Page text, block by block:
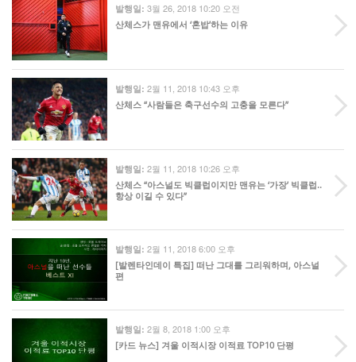
발행일: 3월 26, 2018 10:20 오전
산체스가 맨유에서 ‘혼밥’하는 이유
발행일: 2월 11, 2018 10:43 오후
산체스 “사람들은 축구선수의 고충을 모른다”
발행일: 2월 11, 2018 10:26 오후
산체스 “아스널도 빅클럽이지만 맨유는 ‘가장’ 빅클럽..
항상 이길 수 있다”
발행일: 2월 11, 2018 6:00 오후
[발렌타인데이 특집] 떠난 그대를 그리워하며, 아스널
편
발행일: 2월 8, 2018 1:00 오후
[카드 뉴스] 겨울 이적시장 이적료 TOP10 단평